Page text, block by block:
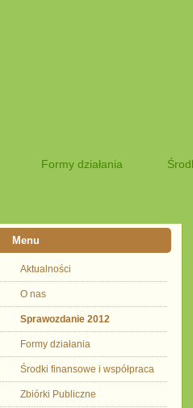
Formy działania
Menu
Aktualności
O nas
Sprawozdanie 2012
Formy działania
Środki finansowe i współpraca
Zbiórki Publiczne